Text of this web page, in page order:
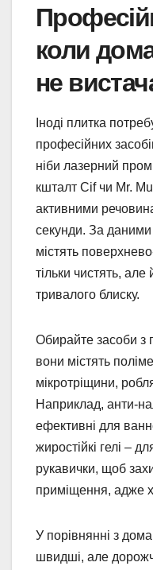
коли
не
Іноді плитка
професійних
ніби лазерний
кшталт Cif чи Mr.
активними
секунди. За даними
містять
тільки чистять,
тривалого блиску.
Обирайте засоби з
вони містять
мікротріщини,
Наприклад, анти-
ефективні для
жиростійкі гелі –
рукавички, щоб
приміщення, адже
У порівнянні з
швидші, але